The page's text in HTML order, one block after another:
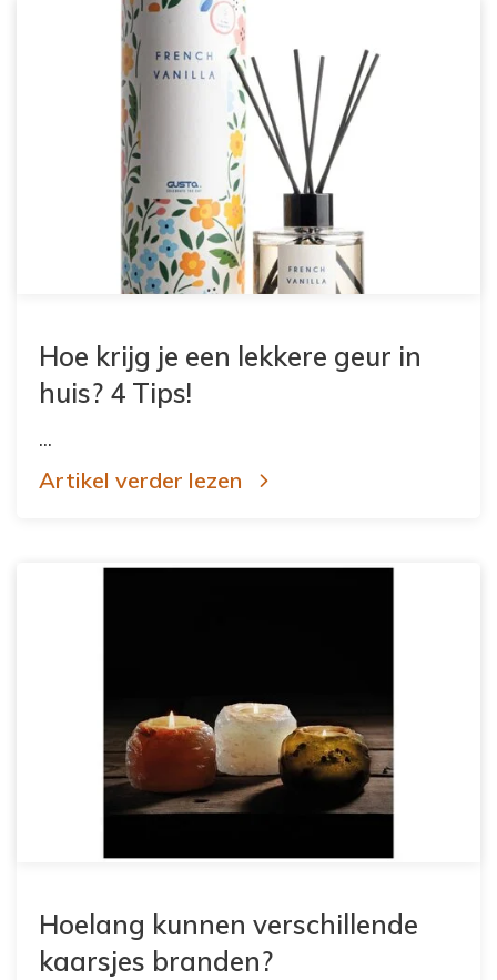
Hoe krijg je een lekkere geur in
huis? 4 Tips!
...
Artikel verder lezen
Hoelang kunnen verschillende
kaarsjes branden?